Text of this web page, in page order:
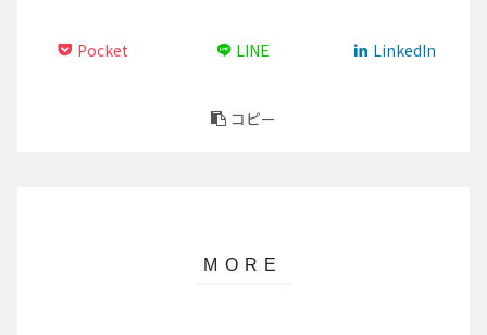
Pocket LINE LinkedIn
コピー